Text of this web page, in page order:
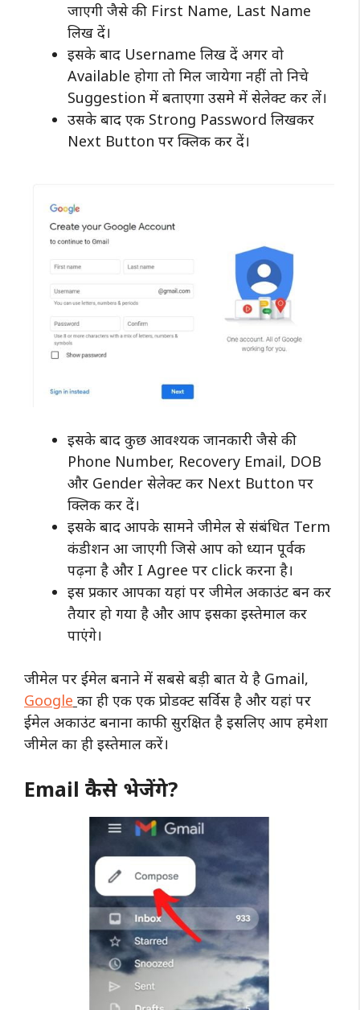
जाएगी जैसे की First Name, Last Name
लिख दें।
इसके बाद Username लिख दें अगर वो
Available होगा तो मिल जायेगा नहीं तो निचे
Suggestion में बताएगा उसमे में सेलेक्ट कर लें।
उसके बाद एक Strong Password लिखकर
Next Button पर क्लिक कर दें।
इसके बाद कुछ आवश्यक जानकारी जैसे की
Phone Number, Recovery Email, DOB
और Gender सेलेक्ट कर Next Button पर
क्लिक कर दें।
इसके बाद आपके सामने जीमेल से संबंधित Term
कंडीशन आ जाएगी जिसे आप को ध्यान पूर्वक
पढ़ना है और I Agree पर click करना है।
इस प्रकार आपका यहां पर जीमेल अकाउंट बन कर
तैयार हो गया है और आप इसका इस्तेमाल कर
पाएंगे।
जीमेल पर ईमेल बनाने में सबसे बड़ी बात ये है Gmail,
Google का ही एक एक प्रोडक्ट सर्विस है और यहां पर
ईमेल अकाउंट बनाना काफी सुरक्षित है इसलिए आप हमेशा
जीमेल का ही इस्तेमाल करें।
Email कैसे भेजेंगे?